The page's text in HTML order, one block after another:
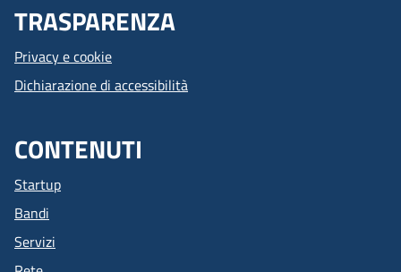
TRASPARENZA
Privacy e cookie
Dichiarazione di accessibilità
CONTENUTI
Startup
Bandi
Servizi